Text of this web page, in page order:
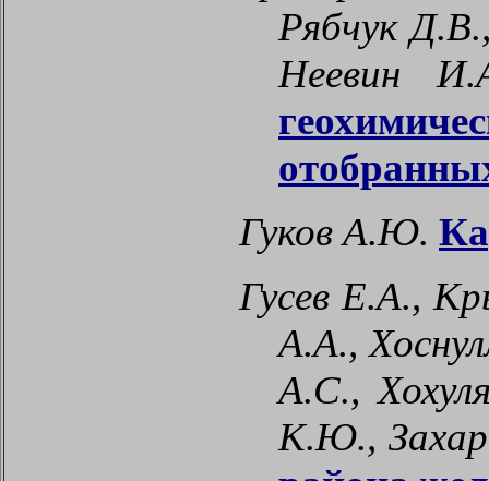
Рябчук
Неевин
Гуков А.Ю.
Гусев Е.А.,
А.А.,
А.С.,
К.Ю.,